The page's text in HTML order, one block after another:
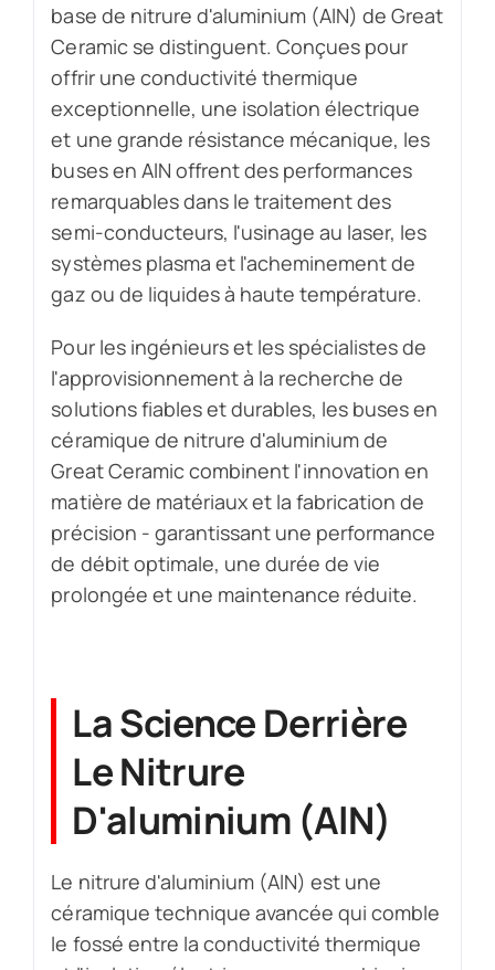
base de nitrure d'aluminium (AlN) de Great
Ceramic se distinguent. Conçues pour
offrir une conductivité thermique
exceptionnelle, une isolation électrique
et une grande résistance mécanique, les
buses en AlN offrent des performances
remarquables dans le traitement des
semi-conducteurs, l'usinage au laser, les
systèmes plasma et l'acheminement de
gaz ou de liquides à haute température.
Pour les ingénieurs et les spécialistes de
l'approvisionnement à la recherche de
solutions fiables et durables, les buses en
céramique de nitrure d'aluminium de
Great Ceramic combinent l'innovation en
matière de matériaux et la fabrication de
précision - garantissant une performance
de débit optimale, une durée de vie
prolongée et une maintenance réduite.
La Science Derrière
Le Nitrure
D'aluminium (AlN)
Le nitrure d'aluminium (AlN) est une
céramique technique avancée qui comble
le fossé entre la conductivité thermique